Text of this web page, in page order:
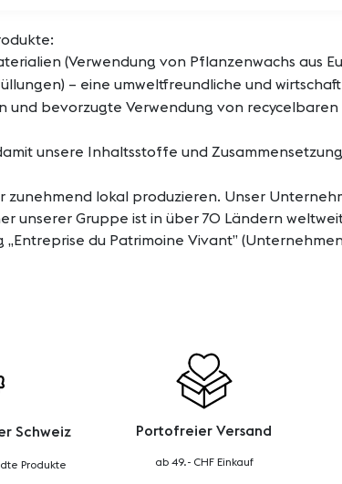
(Verwendung von Pflanzenwachs aus
– eine umweltfreundliche und
bevorzugte Verwendung von
unsere Inhaltsstoffe und
zunehmend lokal produzieren. Unser
unserer Gruppe ist in über 70 Ländern
„Entreprise du Patrimoine Vivant”
Schweiz
Produkte
Portofreier Versand
ab 49.- CHF Einkauf